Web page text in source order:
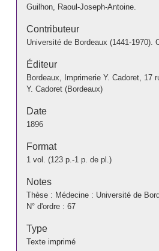
Guilhon, Raoul-Joseph-Antoine.
Contributeur
Université de Bordeaux (1441-1970).
Éditeur
Bordeaux, Imprimerie Y. Cadoret, 17
Y. Cadoret (Bordeaux)
Date
1896
Format
1 vol. (123 p.-1 p. de pl.)
Notes
Thèse : Médecine : Université de
N° d'ordre : 67
Type
Texte imprimé